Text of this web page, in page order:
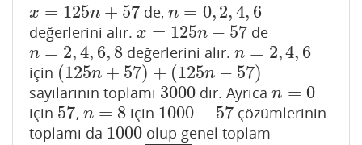
x = 125n + 57
x= 125n+57 de,n = 0,2,4, 6
n=0, 2,4 6
değerlerini alır. x = 125n − 57
x= 125n−57 de
n = 2,4, 6, 8
n=2, 4,6 8 değerlerini alır.n = 2,4, 6
n=2, 4,6
için (125n + 57) + (125n − 57)
(125n+ 57 +(125n −57)
sayılarının toplamı 3000
3000 dir. Ayrıcan = 0
n=0
için 57
57, n = 8
n=8 için 1000 − 57
1000− 57
çözümlerinin
toplamı da 1000
1000 olup genel toplam